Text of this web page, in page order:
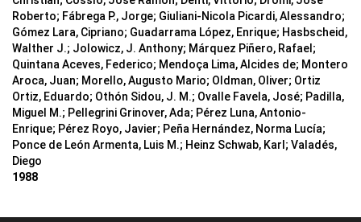
Roberto; Fábrega P., Jorge; Giuliani-Nicola Picardi, Alessandro;
Gómez Lara, Cipriano; Guadarrama López, Enrique; Hasbscheid,
Walther J.; Jolowicz, J. Anthony; Márquez Piñero, Rafael;
Quintana Aceves, Federico; Mendoça Lima, Alcides de; Montero
Aroca, Juan; Morello, Augusto Mario; Oldman, Oliver; Ortiz
Ortiz, Eduardo; Othón Sidou, J. M.; Ovalle Favela, José; Padilla,
Miguel M.; Pellegrini Grinover, Ada; Pérez Luna, Antonio-
Enrique; Pérez Royo, Javier; Peña Hernández, Norma Lucía;
Ponce de León Armenta, Luis M.; Heinz Schwab, Karl; Valadés,
Diego
1988